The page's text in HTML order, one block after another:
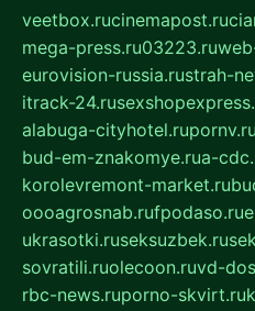
veetbox.rucinemapost.ru
mega-press.ru03223.ru
eurovision-russia.rustrah-
itrack-24.ru
alabuga-cityhotel.rupornv.ru
bud-em-znakomye.rua-
korolevremont-market.ru
oooagrosnab.rufpodaso.ru
ukrasotki.ruseksuzbek.ru
sovratili.ruolecoon.ruvd-
rbc-news.ruporno-skvirt.ru